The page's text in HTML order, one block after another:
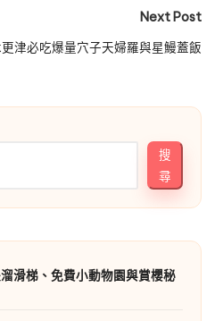
Next Post
津必吃爆量穴子天婦羅與星鰻蓋飯
搜
尋
滑梯、免費小動物園與賞櫻秘